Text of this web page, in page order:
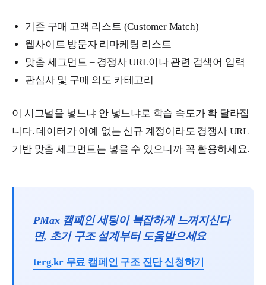
기존 구매 고객 리스트 (Customer Match)
웹사이트 방문자 리마케팅 리스트
맞춤 세그먼트 – 경쟁사 URL이나 관련 검색어 입력
관심사 및 구매 의도 카테고리
이 시그널을 넣느냐 안 넣느냐로 학습 속도가 확 달라집
니다. 데이터가 아예 없는 신규 계정이라도 경쟁사 URL
기반 맞춤 세그먼트는 넣을 수 있으니까 꼭 활용하세요.
PMax 캠페인 세팅이 복잡하게 느껴지신다
면, 초기 구조 설계부터 도움받으세요
terg.kr 무료 캠페인 구조 진단 신청하기